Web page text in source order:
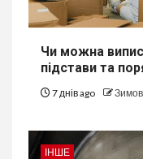
Чи можна
підстави та
7 днів ago
ІНШЕ